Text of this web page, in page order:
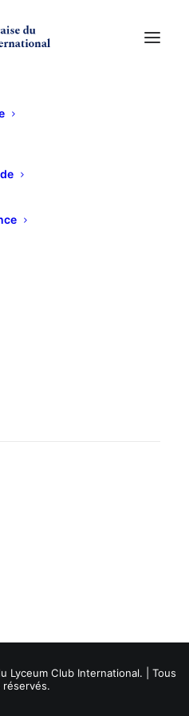
2013
Lyceum Club International. | Tous